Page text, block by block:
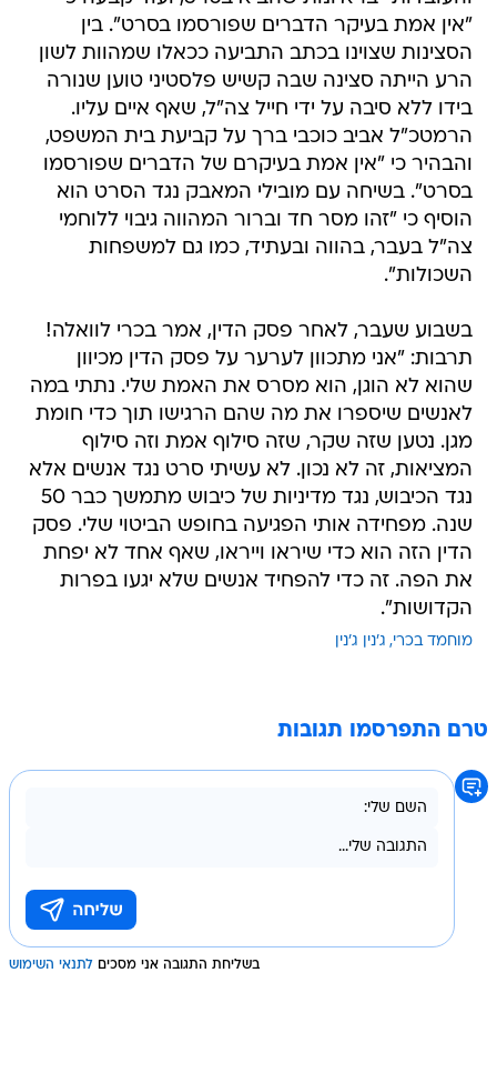
"אין אמת בעיקר הדברים שפורסמו בסרט". בין
הסצינות שצוינו בכתב התביעה ככאלו שמהוות לשון
הרע הייתה סצינה שבה קשיש פלסטיני טוען שנורה
בידו ללא סיבה על ידי חייל צה"ל, שאף איים עליו.
הרמטכ"ל אביב כוכבי ברך על קביעת בית המשפט,
והבהיר כי "אין אמת בעיקרם של הדברים שפורסמו
בסרט". בשיחה עם מובילי המאבק נגד הסרט הוא
הוסיף כי "זהו מסר חד וברור המהווה גיבוי ללוחמי
צה"ל בעבר, בהווה ובעתיד, כמו גם למשפחות
השכולות".
בשבוע שעבר, לאחר פסק הדין, אמר בכרי לוואלה!
תרבות: "אני מתכוון לערער על פסק הדין מכיוון
שהוא לא הוגן, הוא מסרס את האמת שלי. נתתי במה
לאנשים שיספרו את מה שהם הרגישו תוך כדי חומת
מגן. נטען שזה שקר, שזה סילוף אמת וזה סילוף
המציאות, זה לא נכון. לא עשיתי סרט נגד אנשים אלא
נגד הכיבוש, נגד מדיניות של כיבוש מתמשך כבר 50
שנה. מפחידה אותי הפגיעה בחופש הביטוי שלי. פסק
הדין הזה הוא כדי שיראו וייראו, שאף אחד לא יפחת
את הפה. זה כדי להפחיד אנשים שלא יגעו בפרות
הקדושות".
מוחמד בכרי ג'נין ג'נין
טרם התפרסמו תגובות
בשליחת התגובה אני מסכים לתנאי השימוש